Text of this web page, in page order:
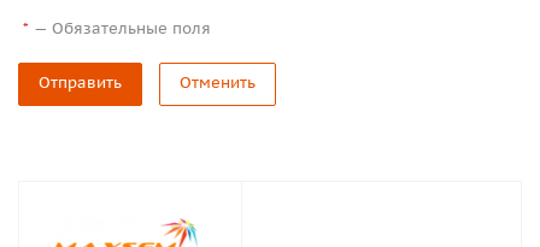
* — Обязательные поля
Отправить Отменить